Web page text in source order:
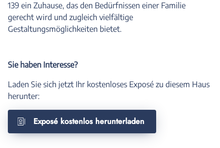
139 ein Zuhause, das den Bedürfnissen einer Familie
gerecht wird und zugleich vielfältige
Gestaltungsmöglichkeiten bietet.
Sie haben Interesse?
Laden Sie sich jetzt Ihr kostenloses Exposé zu diesem Haus
herunter:
Exposé kostenlos herunterladen